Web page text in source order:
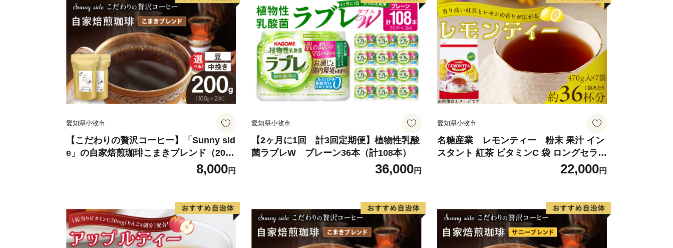
愛知県小牧市
【こだわりの贅沢コーヒー】「Sunny sid
e」の自家焙煎珈琲こまきブレンド（200
8,000円
愛知県小牧市
【2ヶ月に1回 計3回定期便】植物性乳酸
菌ラブレW プレーン36本（計108本）
36,000円
愛知県小牧市
名糖産業 レモンティー 粉末 果汁 イン
スタント 紅茶 ビタミンC 袋 ロングセラー
粉末飲料 粉末茶 簡単 手軽 ホット アイス
22,000円